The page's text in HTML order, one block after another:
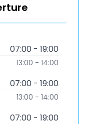
07:00 - 19:00
13:00 - 14:00
07:00 - 19:00
13:00 - 14:00
07:00 - 19:00